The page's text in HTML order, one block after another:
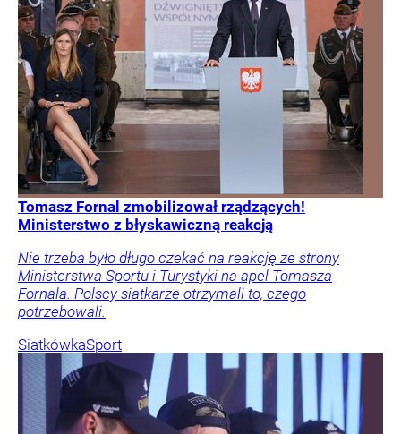
Tomasz Fornal zmobilizował rządzących!
Ministerstwo z błyskawiczną reakcją
Nie trzeba było długo czekać na reakcję ze strony
Ministerstwa Sportu i Turystyki na apel Tomasza
Fornala. Polscy siatkarze otrzymali to, czego
potrzebowali.
SiatkówkaSport